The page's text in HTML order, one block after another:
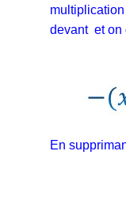
devant et on
En